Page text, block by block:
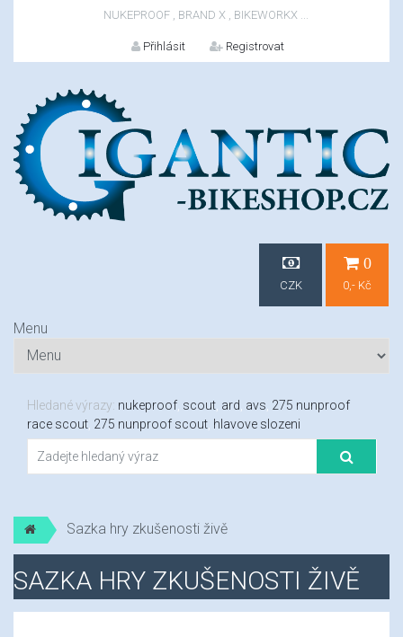
NUKEPROOF , BRAND X , BIKEWORKX ...
Přihlásit
Přihlášení
Registrovat
CZK
0
0,- Kč
Menu
Hledané výrazy: nukeproof scout ard avs 275 nunproof
race scout 275 nunproof scout hlavove slozeni
Sazka hry zkušenosti živě
SAZKA HRY ZKUŠENOSTI ŽIVĚ